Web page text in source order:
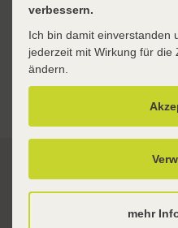
Svea (3b), Joris M. (3a),
Reihe v.l), Henri L. (4b),
(3b), Sophia (3a) (untere
Bild: Alina M. (3a)
weitere
verbessern.
Ich bin damit einverstanden
jederzeit mit Wirkung für
ändern.
mehr